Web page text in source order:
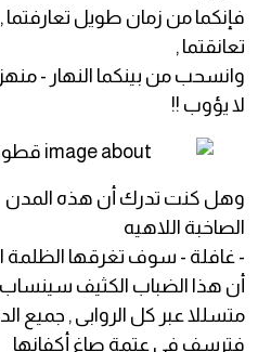
فإنكما من زمان طويل تعارفتما ,
تعانقتما ,
وانسحب من بينكما النهار -
لا يؤوب !!
وهل كنت تدرك أن هذه المدن
الصاخبة اللاهيه
- غافلة - سوف تغرقها الظلمة
أن هذا الضباب الكثيف سينساب
متسللا عبر كل الروابى , جميع
فترسف فى عتمة صاغ أكفانها